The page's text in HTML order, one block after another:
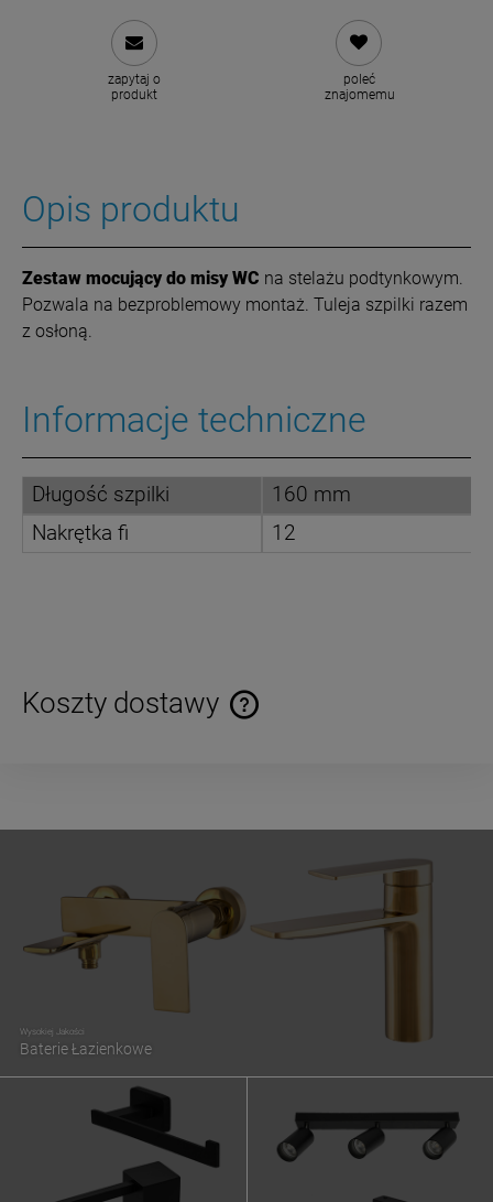
zapytaj o
produkt
poleć
znajomemu
Opis produktu
Zestaw mocujący do misy WC na stelażu podtynkowym.
Pozwala na bezproblemowy montaż. Tuleja szpilki razem
z osłoną.
Informacje techniczne
Długość szpilki
160 mm
Nakrętka fi
12
Koszty dostawy
Cena nie zawiera ewentualnych kosztów płatności
Wysokiej Jakości
Baterie Łazienkowe